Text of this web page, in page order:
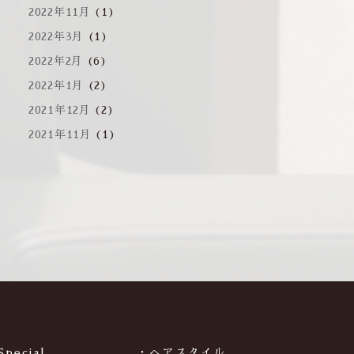
2022年11月 (1)
2022年3月 (1)
2022年2月 (6)
2022年1月 (2)
2021年12月 (2)
2021年11月 (1)